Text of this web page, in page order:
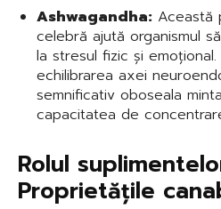
Ashwagandha: Această
celebră ajută organismul
la stresul fizic și
echilibrarea axei
semnificativ oboseala
capacitatea de
Rolul
Proprietățile